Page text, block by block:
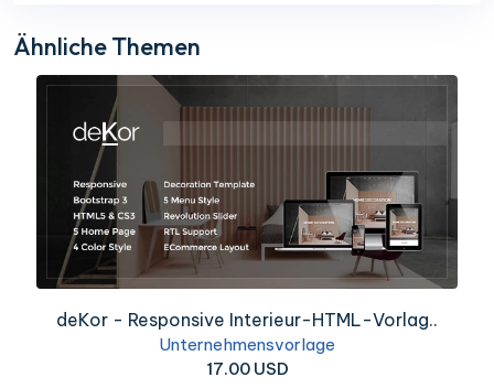
Ähnliche Themen
deKor - Responsive Interieur-HTML-Vorlag..
Unternehmensvorlage
17.00 USD